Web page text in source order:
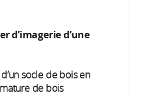
d’imagerie d’une
socle de bois en
de bois